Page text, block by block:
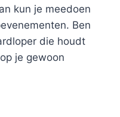
kun je meedoen
Ben
die houdt
je gewoon